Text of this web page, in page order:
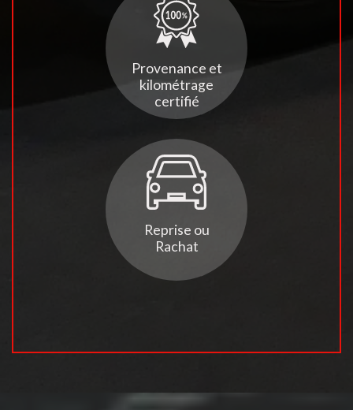
Provenance et
kilométrage
certifié
Reprise ou
Rachat